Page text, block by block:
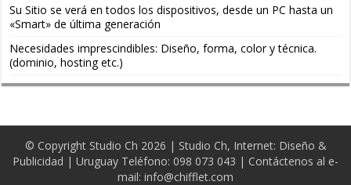
Su Sitio se verá en todos los dispositivos, desde un PC hasta un
«Smart» de última generación
Necesidades imprescindibles: Diseño, forma, color y técnica.
(dominio, hosting etc.)
© Copyright Studio Ch 2026 | Studio Ch, Internet: Diseño &
Publicidad | Uruguay Teléfono: 098 073 043 | Contáctenos al e-
mail: info@chifflet.com